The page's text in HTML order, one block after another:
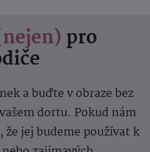
pro
a buďte v obraze bez
dortu. Pokud nám
jej budeme používat k